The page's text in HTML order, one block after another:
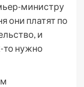
министру
они платят по
и
то нужно